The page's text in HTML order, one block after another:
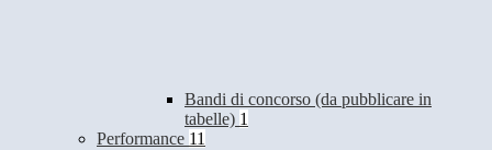
Bandi di concorso (da pubblicare in
tabelle) 1
Performance 11